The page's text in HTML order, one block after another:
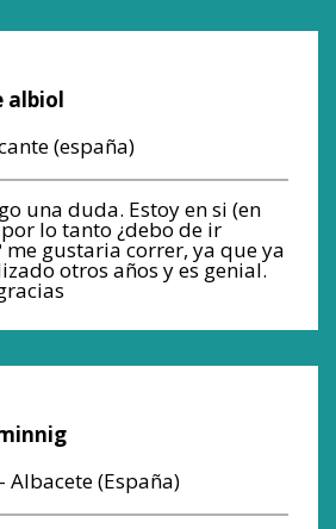
albiol
(españa)
una duda. Estoy en si (en
lo tanto ¿debo de ir
me gustaria correr, ya que ya
otros años y es genial.
Albacete (España)